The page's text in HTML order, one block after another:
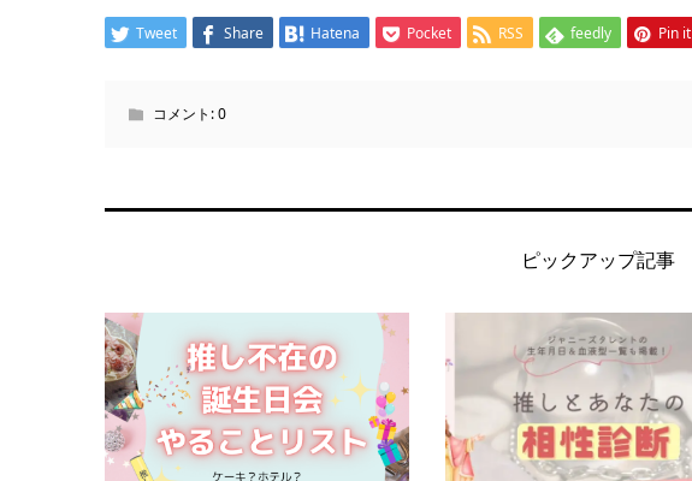
Tweet Share Hatena Pocket RSS feedly Pin it
コメント:0
ピックアップ記事